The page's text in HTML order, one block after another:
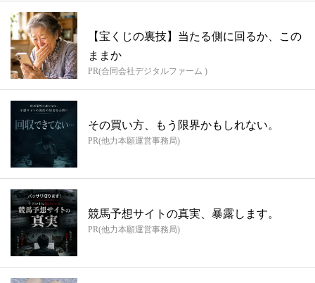
【宝くじの裏技】当たる側に回るか、この
ままか
PR(合同会社デジタルファーム )
その買い方、もう限界かもしれない。
PR(他力本願運営事務局)
競馬予想サイトの真実、暴露します。
PR(他力本願運営事務局)